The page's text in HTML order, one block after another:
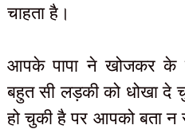
चाहता है।
आपके पापा ने खोजकर के
बहुत सी लड़की को धोखा दे
हो चुकी है पर आपको बता न